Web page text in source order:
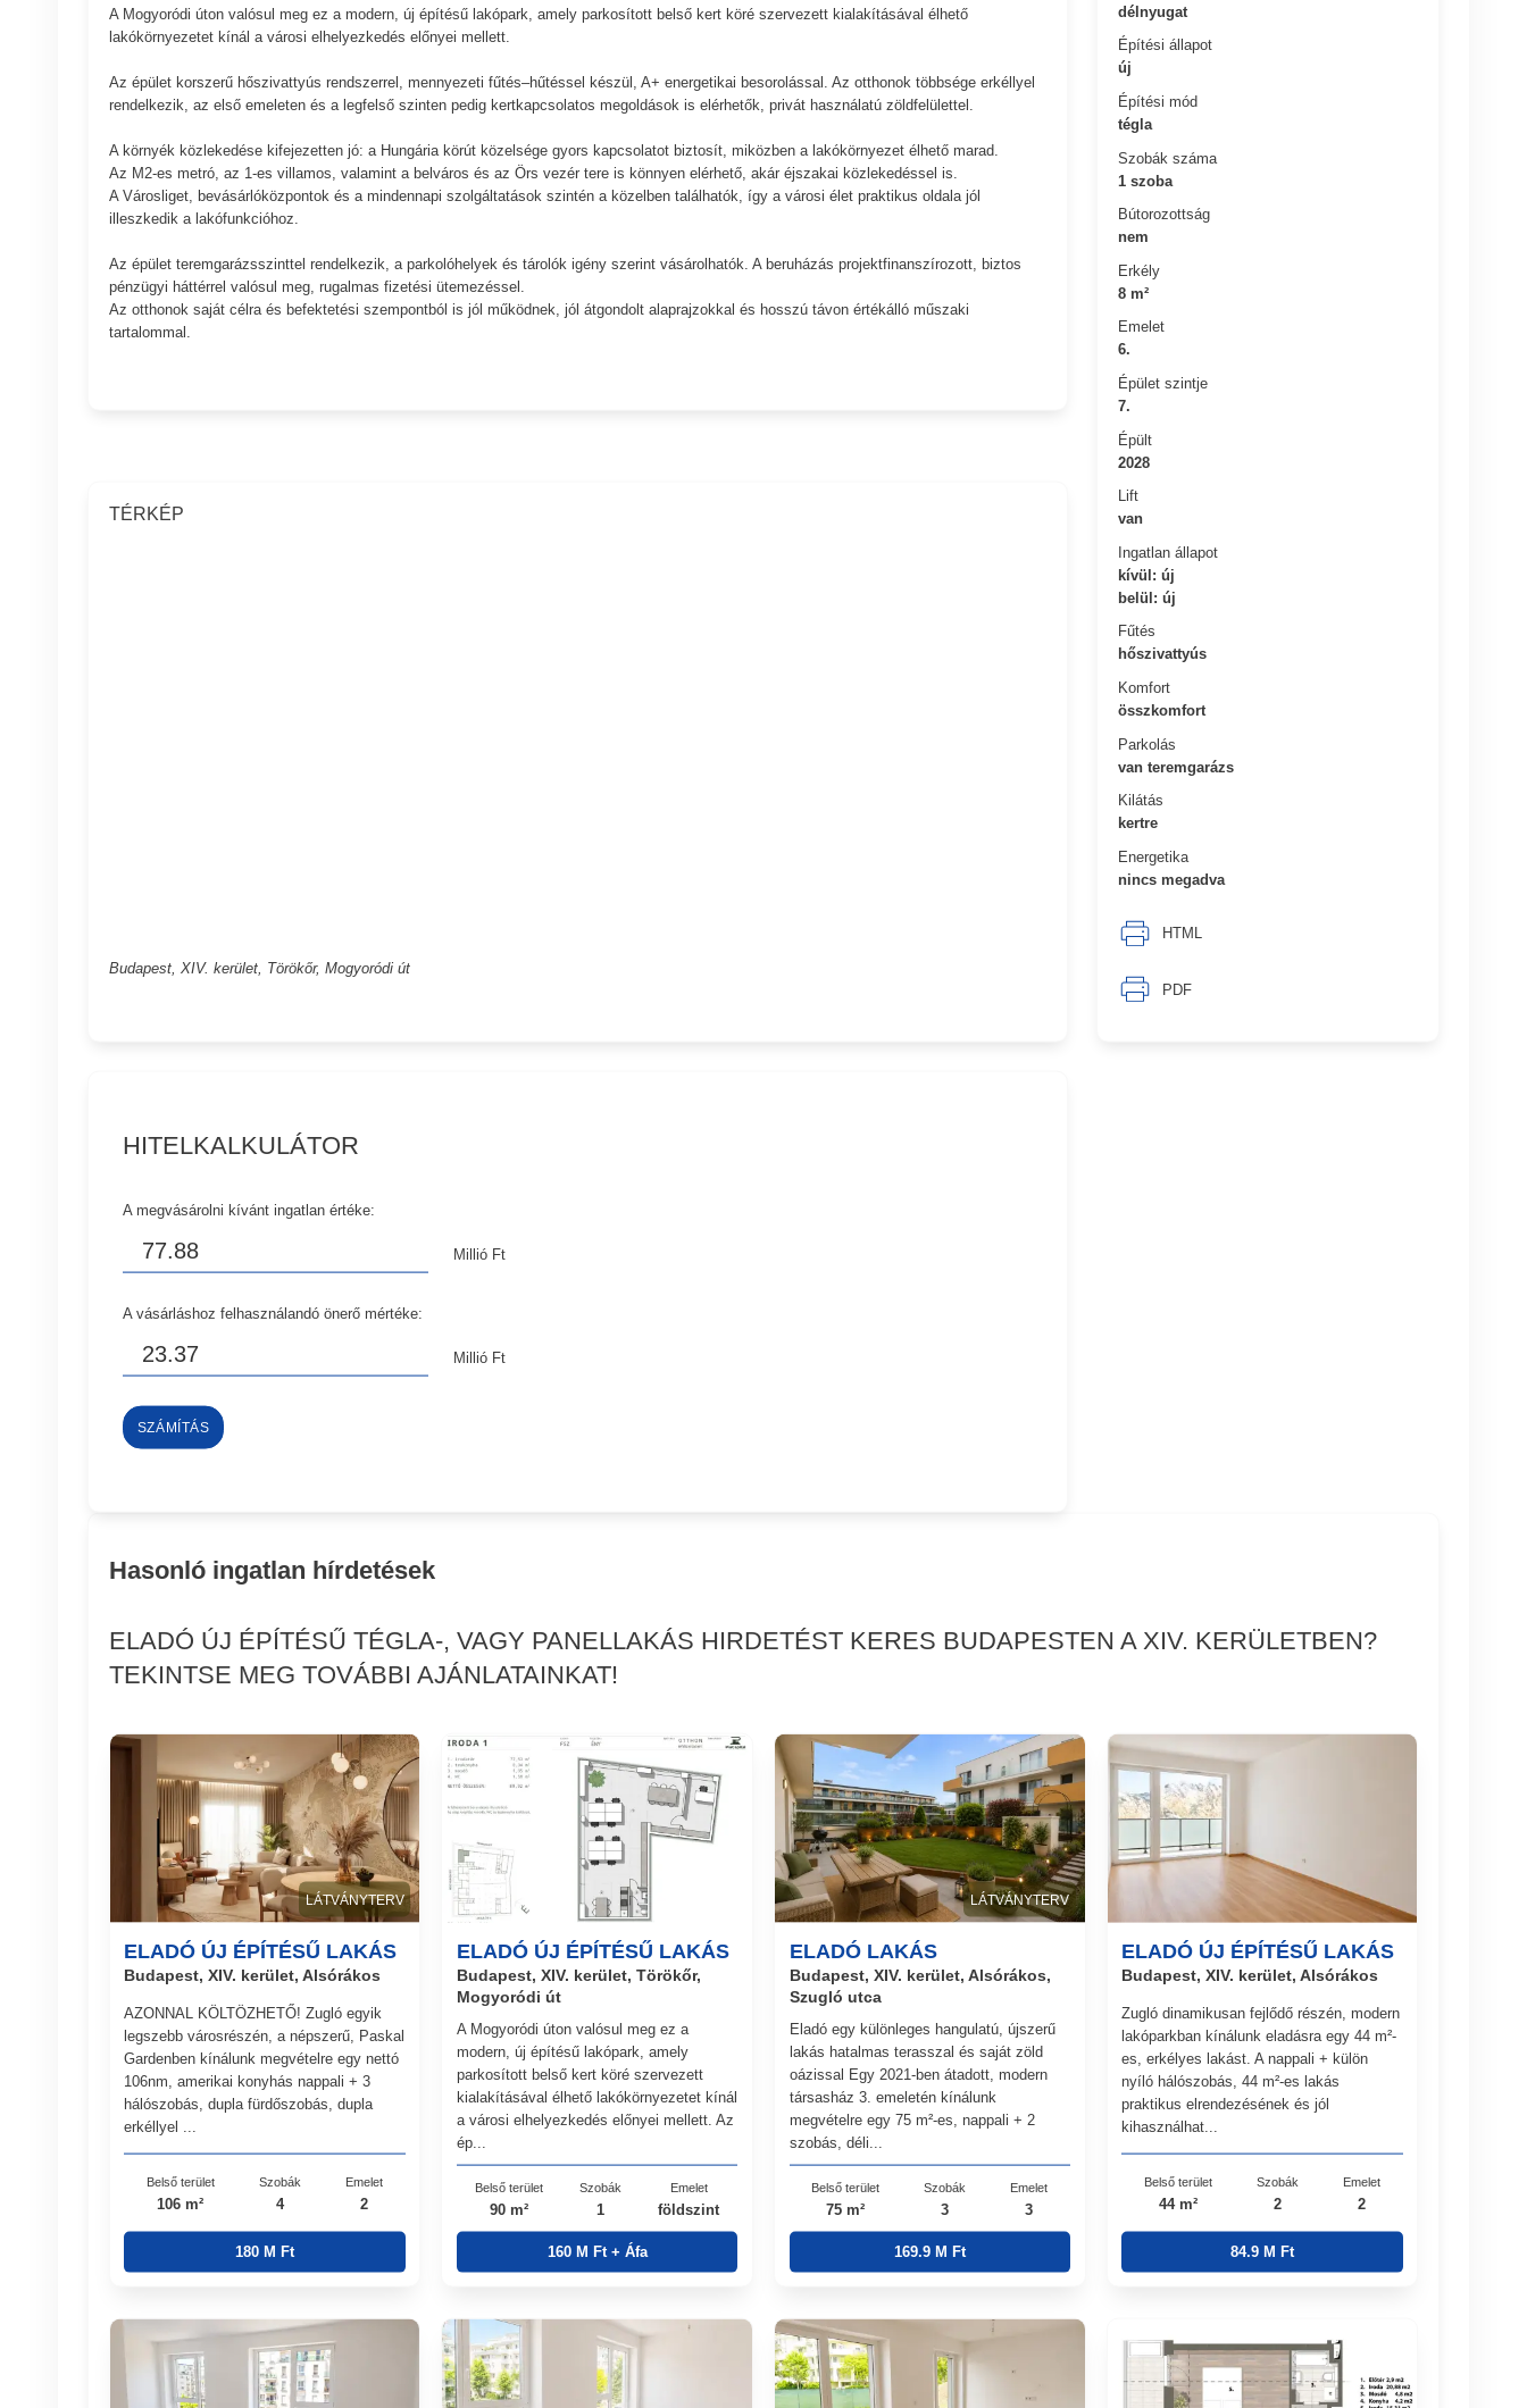
délnyugat
Építési állapot
új
Építési mód
tégla
Szobák száma
1 szoba
Bútorozottság
nem
Erkély
8 m²
Emelet
6.
Épület szintje
7.
Épült
2028
Lift
van
Ingatlan állapot
kívül: új
belül: új
Fűtés
hőszivattyús
Komfort
összkomfort
Parkolás
van teremgarázs
Kilátás
kertre
Energetika
nincs megadva
HTML
PDF
A Mogyoródi úton valósul meg ez a modern, új építésű lakópark, amely parkosított belső kert köré szervezett kialakításával élhető
lakókörnyezetet kínál a városi elhelyezkedés előnyei mellett.
Az épület korszerű hőszivattyús rendszerrel, mennyezeti fűtés–hűtéssel készül, A+ energetikai besorolással. Az otthonok többsége erkéllyel
rendelkezik, az első emeleten és a legfelső szinten pedig kertkapcsolatos megoldások is elérhetők, privát használatú zöldfelülettel.
A környék közlekedése kifejezetten jó: a Hungária körút közelsége gyors kapcsolatot biztosít, miközben a lakókörnyezet élhető marad.
Az M2-es metró, az 1-es villamos, valamint a belváros és az Örs vezér tere is könnyen elérhető, akár éjszakai közlekedéssel is.
A Városliget, bevásárlóközpontok és a mindennapi szolgáltatások szintén a közelben találhatók, így a városi élet praktikus oldala jól
illeszkedik a lakófunkcióhoz.
Az épület teremgarázsszinttel rendelkezik, a parkolóhelyek és tárolók igény szerint vásárolhatók. A beruházás projektfinanszírozott, biztos
pénzügyi háttérrel valósul meg, rugalmas fizetési ütemezéssel.
Az otthonok saját célra és befektetési szempontból is jól működnek, jól átgondolt alaprajzokkal és hosszú távon értékálló műszaki
tartalommal.
TÉRKÉP
Budapest, XIV. kerület, Törökőr, Mogyoródi út
HITELKALKULÁTOR
A megvásárolni kívánt ingatlan értéke:
Millió Ft
A vásárláshoz felhasználandó önerő mértéke:
Millió Ft
SZÁMÍTÁS
Hasonló ingatlan hírdetések
ELADÓ ÚJ ÉPÍTÉSŰ TÉGLA-, VAGY PANELLAKÁS HIRDETÉST KERES BUDAPESTEN A XIV. KERÜLETBEN?
TEKINTSE MEG TOVÁBBI AJÁNLATAINKAT!
LÁTVÁNYTERV
ELADÓ ÚJ ÉPÍTÉSŰ LAKÁS
Budapest, XIV. kerület, Alsórákos
AZONNAL KÖLTÖZHETŐ! Zugló egyik
legszebb városrészén, a népszerű, Paskal
Gardenben kínálunk megvételre egy nettó
106nm, amerikai konyhás nappali + 3
hálószobás, dupla fürdőszobás, dupla
erkéllyel ...
Belső terület
106 m²
Szobák
4
Emelet
2
180 M Ft
ELADÓ ÚJ ÉPÍTÉSŰ LAKÁS
Budapest, XIV. kerület, Törökőr,
Mogyoródi út
A Mogyoródi úton valósul meg ez a
modern, új építésű lakópark, amely
parkosított belső kert köré szervezett
kialakításával élhető lakókörnyezetet kínál
a városi elhelyezkedés előnyei mellett. Az
ép...
Belső terület
90 m²
Szobák
1
Emelet
földszint
160 M Ft + Áfa
LÁTVÁNYTERV
ELADÓ LAKÁS
Budapest, XIV. kerület, Alsórákos,
Szugló utca
Eladó egy különleges hangulatú, újszerű
lakás hatalmas terasszal és saját zöld
oázissal Egy 2021-ben átadott, modern
társasház 3. emeletén kínálunk
megvételre egy 75 m²-es, nappali + 2
szobás, déli...
Belső terület
75 m²
Szobák
3
Emelet
3
169.9 M Ft
ELADÓ ÚJ ÉPÍTÉSŰ LAKÁS
Budapest, XIV. kerület, Alsórákos
Zugló dinamikusan fejlődő részén, modern
lakóparkban kínálunk eladásra egy 44 m²-
es, erkélyes lakást. A nappali + külön
nyíló hálószobás, 44 m²-es lakás
praktikus elrendezésének és jól
kihasználhat...
Belső terület
44 m²
Szobák
2
Emelet
2
84.9 M Ft